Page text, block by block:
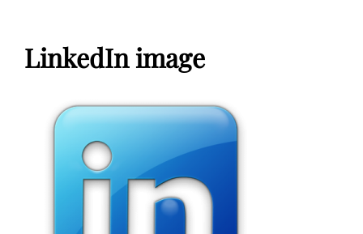
LinkedIn image